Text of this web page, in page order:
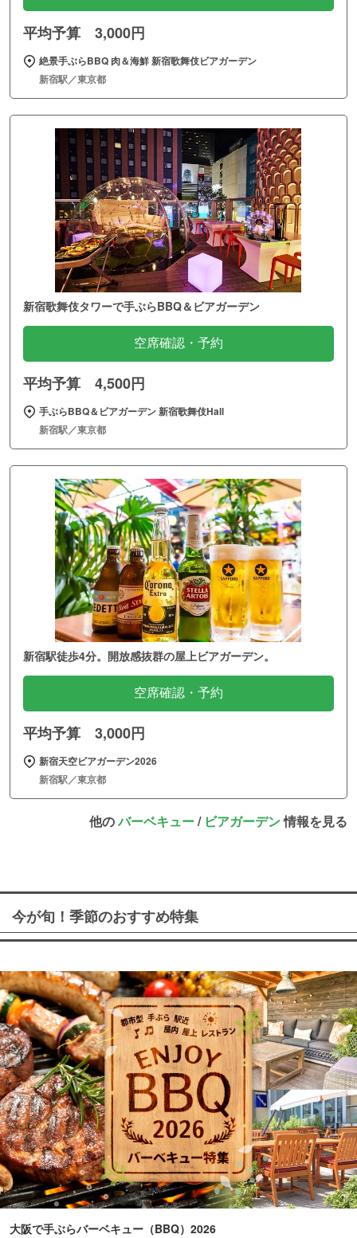
平均予算 3,000円
絶景手ぶらBBQ 肉＆海鮮 新宿歌舞伎ビアガーデン
新宿駅／東京都
新宿歌舞伎タワーで手ぶらBBQ＆ビアガーデン
空席確認・予約
平均予算 4,500円
手ぶらBBQ＆ビアガーデン 新宿歌舞伎Hall
新宿駅／東京都
新宿駅徒歩4分。開放感抜群の屋上ビアガーデン。
空席確認・予約
平均予算 3,000円
新宿天空ビアガーデン2026
新宿駅／東京都
他のバーベキュー/ ビアガーデン情報を見る
今が旬！季節のおすすめ特集
大阪で手ぶらバーベキュー（BBQ）2026